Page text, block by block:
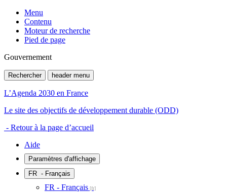
Menu
Contenu
Moteur de recherche
Pied de page
Gouvernement
Rechercher header menu
L’Agenda 2030 en France
Le site des objectifs de développement durable (ODD)
- Retour à la page d’accueil
Aide
Paramètres d'affichage
FR - Français
FR - Français